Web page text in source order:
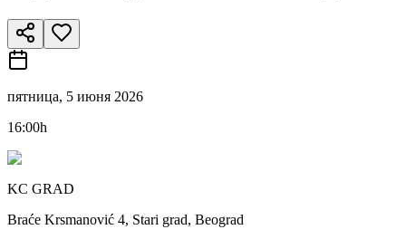
пятница, 5 июня 2026
16:00h
KC GRAD
Braće Krsmanović 4, Stari grad, Beograd